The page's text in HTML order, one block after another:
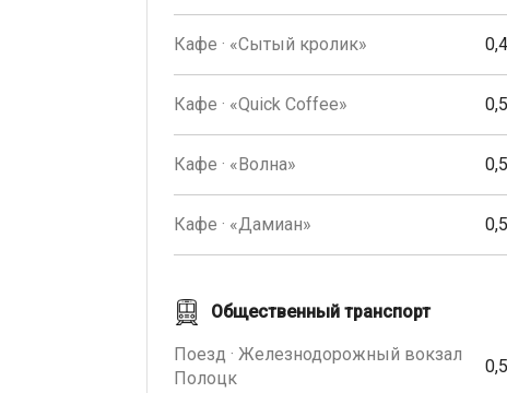
Кафе · «Сытый кролик»
Кафе · «Quick Coffee»
Кафе · «Волна»
Кафе · «Дамиан»
Общественный транспорт
Поезд · Железнодорожный вокзал
Полоцк